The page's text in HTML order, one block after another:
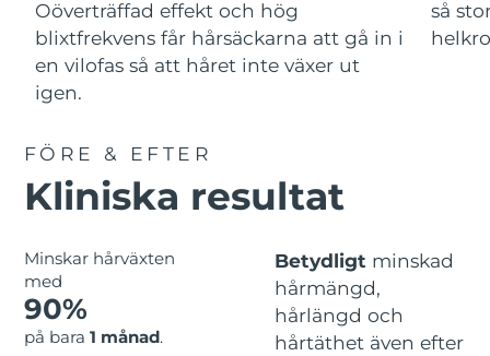
Oöverträffad effekt och hög
blixtfrekvens får hårsäckarna att gå in i
en vilofas så att håret inte växer ut
igen.
så
FÖRE & EFTER
Kliniska resultat
Minskar hårväxten
med
90%
på bara 1 månad.
Betydligt minskad
hårmängd,
hårlängd och
hårtäthet även efter
For healthy hair
18% PAP
Kosmetika Man
Handla allt
FOREO APP
OM FOREO
Israel Förväntad leverans
Italien Förväntad leverans
Jersey Förväntad leverans
Kuwait Förväntad leverans
Lettland Förväntad leverans 8/10/26